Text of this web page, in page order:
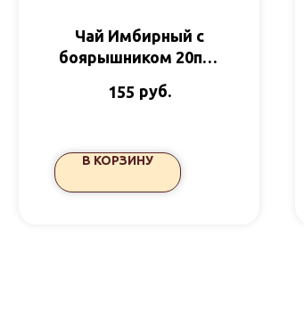
Чай Имбирный с
боярышником 20пак
155 руб.
В КОРЗИНУ